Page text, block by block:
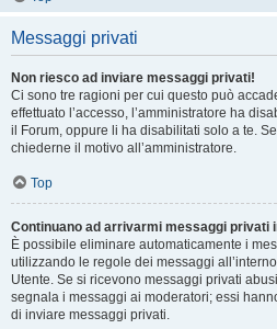
Messaggi privati
Non riesco ad inviare messaggi privati!
Ci sono tre ragioni per cui questo può
effettuato l’accesso, l’amministratore ha
il Forum, oppure li ha disabilitati solo a te.
chiederne il motivo all’amministratore.
Top
Continuano ad arrivarmi messaggi privati
È possibile eliminare automaticamente i
utilizzando le regole dei messaggi
Utente. Se si ricevono messaggi privati
segnala i messaggi ai moderatori; essi
di inviare messaggi privati​​.